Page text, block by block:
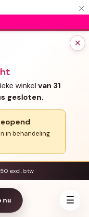
×
×
winkel van 31
gesloten.
in behandeling
excl. btw
nu ☰